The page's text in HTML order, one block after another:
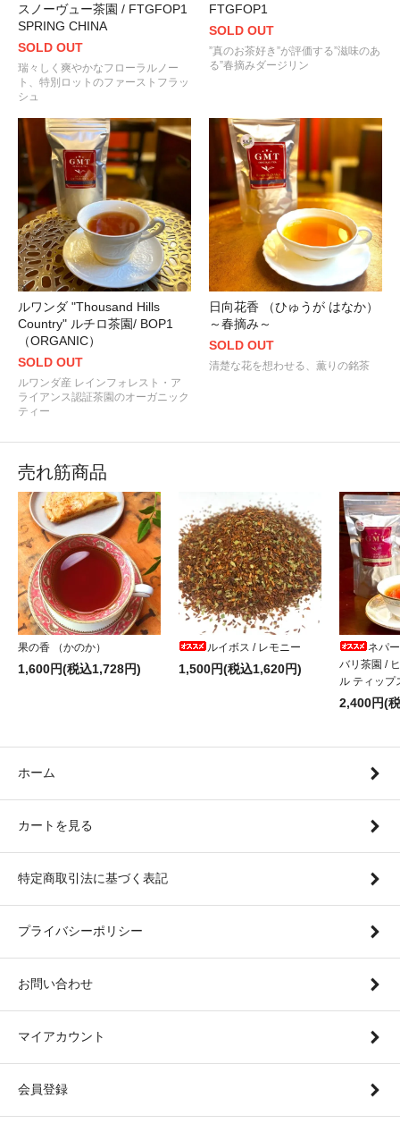
2021.08.07
花香をそなえたスパイシーな印象の烏龍茶（青茶）
2021.07.23
「東京 2020 オリンピック・パラリンピック競技大会」の開催に伴
2021.07.17
凛とした清涼感！ＧＭＴが選び抜いた国産紅茶 “ＨＡＲＵＢＥＮＩ
2021.07.01
お待たせしました！ＧＭＴで人気の国産紅茶“日向花香（ひゅうが
2021.06.20
紅茶に含まれるカテキン類が 新型コロナウイルスの不活化に効果
“ダージリン ファーストフラッシュ 2021 第2便” が入荷しました！
2021.05.28
ＧＭＴ台湾ルート開設！熟した果実のような薫り。銘茶“東方美人
た！
2021.05.03
2021.03.25
甘い薫りとやさしく軽やかな味わいの国産紅茶
2021.02.08
紅茶とのペアリングにお奨め！“沖縄産 黒糖菓子”が入荷しました。
2021.01.01
2021年もよろしくお願いいたします。皆さまにとって 健やかで幸
“新春吉例！ＧＭＴ紅茶の福袋 2021”好評販売中です。数に限りが
2020.12.30
“新春吉例！ＧＭＴ紅茶の福袋 2021” の予約販売がスタートしまし
“ドアーズ CTC for ミルク
最高峰のアッサムティー！“アッサム セカンドフラッシュ ハルマリ
早くも入荷！ダージリンの夏摘み新茶“セカンドフラッシュ 2020”
誠に勝手ながら 下記の期間は受注・出荷業務をお休みさせていた
夏季休業：2020年8月16日(日) ～ 8月20日(木)
2020.07.17
“ファーストフラッシュ 2020 第2便”
2020.07.10
スノーヴュー茶園 / FTGFOP1
SPRING CHINA
SOLD OUT
瑞々しく爽やかなフローラルノー
ト、特別ロットのファーストフラッ
シュ
FTGFOP1
SOLD OUT
”真のお茶好き”が評価する”滋味のあ
る”春摘みダージリン
ルワンダ "Thousand Hills
Country" ルチロ茶園/ BOP1
（ORGANIC）
SOLD OUT
ルワンダ産 レインフォレスト・ア
ライアンス認証茶園のオーガニック
ティー
日向花香 （ひゅうが はなか）
～春摘み～
SOLD OUT
清楚な花を想わせる、薫りの銘茶
売れ筋商品
果の香 （かのか）
1,600円(税込1,728円)
ルイボス / レモニー
1,500円(税込1,620円)
ネパ
バリ茶園 /
ル ティップ
2,400円(
ホーム
カートを見る
特定商取引法に基づく表記
プライバシーポリシー
お問い合わせ
マイアカウント
会員登録